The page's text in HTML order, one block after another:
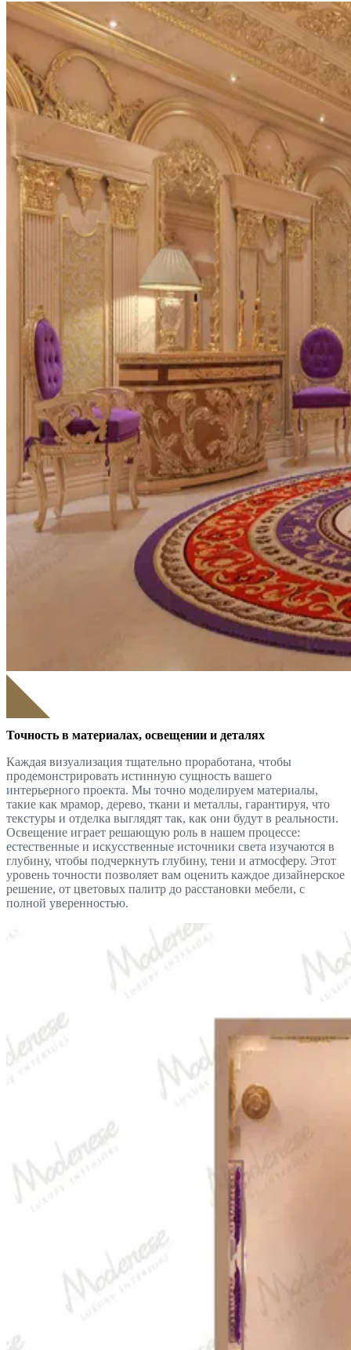
Точность в материалах, освещении и деталях
Каждая визуализация тщательно проработана, чтобы
продемонстрировать истинную сущность вашего
интерьерного проекта. Мы точно моделируем материалы,
такие как мрамор, дерево, ткани и металлы, гарантируя, что
текстуры и отделка выглядят так, как они будут в реальности.
Освещение играет решающую роль в нашем процессе:
естественные и искусственные источники света изучаются в
глубину, чтобы подчеркнуть глубину, тени и атмосферу. Этот
уровень точности позволяет вам оценить каждое дизайнерское
решение, от цветовых палитр до расстановки мебели, с
полной уверенностью.